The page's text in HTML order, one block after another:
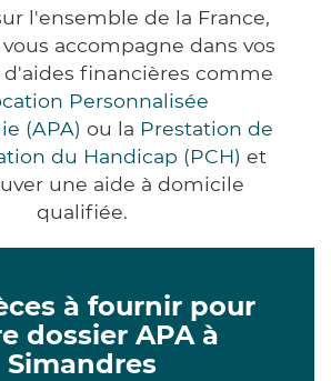
l'ensemble de la France,
accompagne dans vos
financières comme
Personnalisée
(APA) ou la Prestation de
du Handicap (PCH) et
une aide à domicile
qualifiée.
à fournir pour
dossier APA à
Simandres